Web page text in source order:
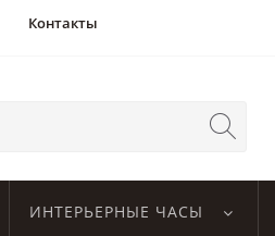
Контакты
ИНТЕРЬЕРНЫЕ ЧАСЫ